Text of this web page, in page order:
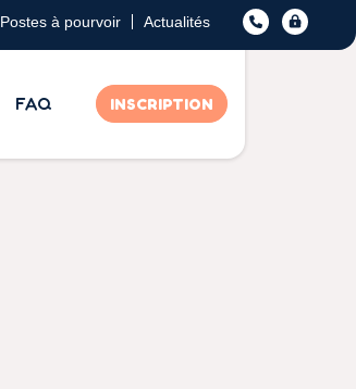
FAQ INSCRIPTION
Postes à pourvoir Actualités